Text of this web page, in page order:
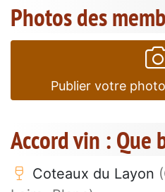
Photos des
Publier votre
Accord vin : Que
Coteaux du Layon